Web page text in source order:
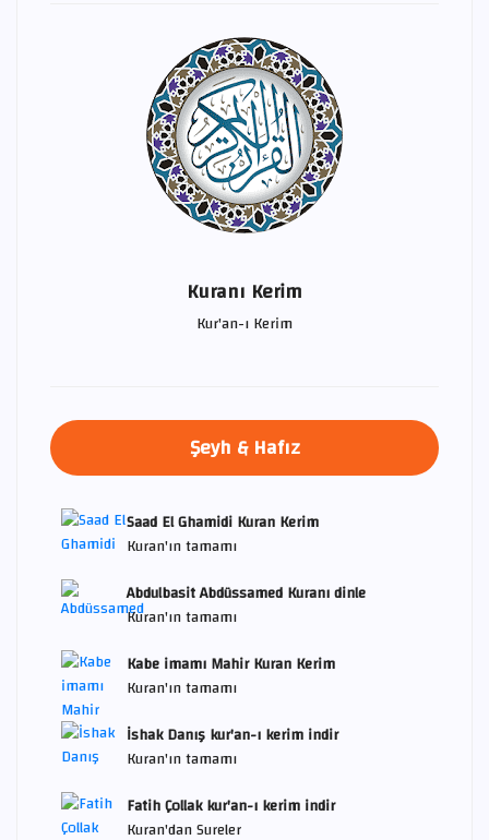
Kuranı Kerim
Kur'an-ı Kerim
Şeyh & Hafız
Saad El Ghamidi Kuran Kerim
Kuran'ın tamamı
Abdulbasit Abdüssamed Kuranı dinle
Kuran'ın tamamı
Kabe imamı Mahir Kuran Kerim
Kuran'ın tamamı
İshak Danış kur'an-ı kerim indir
Kuran'ın tamamı
Fatih Çollak kur'an-ı kerim indir
Kuran'dan Sureler